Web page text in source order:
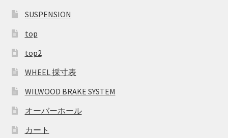
SUSPENSION
top
top2
WHEEL 採寸表
WILWOOD BRAKE SYSTEM
オーバーホール
カート